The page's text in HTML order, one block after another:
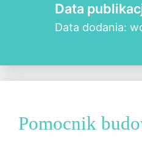
Data
Data dodania:
Pomocnik